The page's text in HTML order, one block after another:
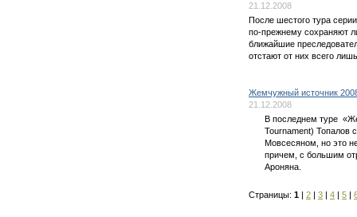
21.12.2008
После шестого тура
по-прежнему сохраняют
ближайшие
отстают от них всего
Жемчужный источник
21.12.2008
В последнем туре
Tournament) Топалов
Мовсесяном, но это
причем, с большим
Ароняна.
Страницы: 1 | 2 | 3 | 4 | 5 |